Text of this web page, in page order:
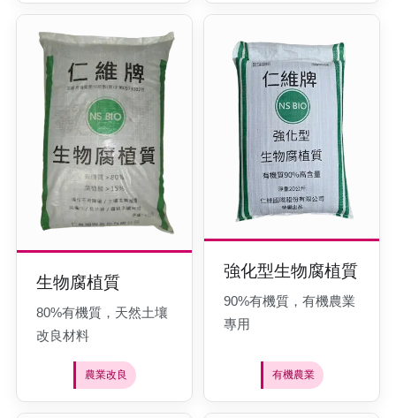
生物腐植質
80%有機質，天然土壤
改良材料
農業改良
強化型生物腐植質
90%有機質，有機農業
專用
有機農業